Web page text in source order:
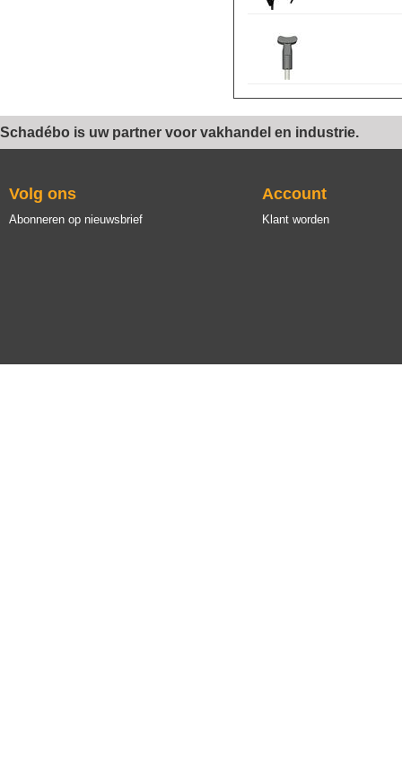
Schadébo is uw partner voor vakhandel en industrie.
Volg ons
Abonneren op nieuwsbrief
Account
Klant worden